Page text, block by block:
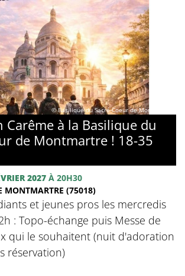
© Basilique du Sacré-Coeur de Montmartre
Carême à la Basilique du
de Montmartre ! 18-35
2027 À 20H30
MONTMARTRE (75018)
et jeunes pros les mercredis
: Topo-échange puis Messe de
qui le souhaitent (nuit d'adoration
réservation)